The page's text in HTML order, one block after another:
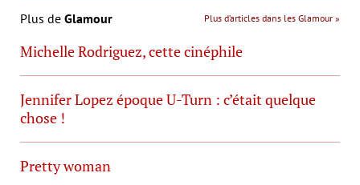
Plus de Glamour Plus d’articles dans les Glamour »
Michelle Rodriguez, cette cinéphile
Jennifer Lopez époque U-Turn : c’était quelque
chose !
Pretty woman